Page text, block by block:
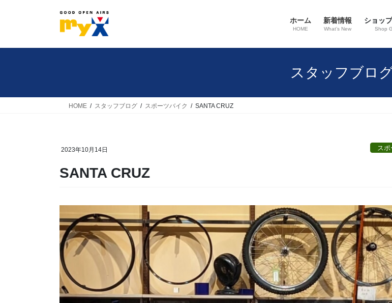
ン
ー
ホーム
HOME
新着情報
What’s New
ショッ
Shop
スタッフブロ
HOME スタッフブログ スポーツバイク SANTA CRUZ
2023年10月14日 スポ
SANTA CRUZ